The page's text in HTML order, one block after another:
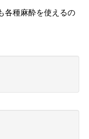
各種麻酔を使えるの